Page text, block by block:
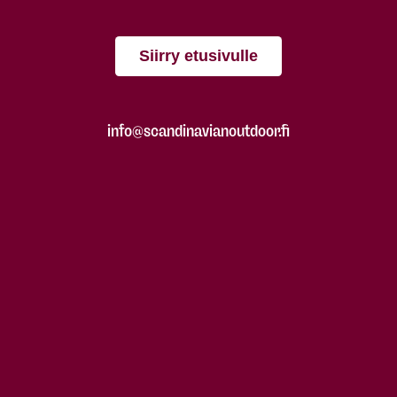
Siirry etusivulle
info@scandinavianoutdoor.fi